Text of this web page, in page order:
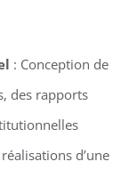
: Conception de
des rapports
d’une